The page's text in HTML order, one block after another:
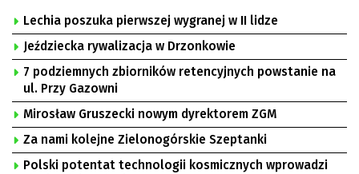
Lechia poszuka pierwszej wygranej w II lidze
Jeździecka rywalizacja w Drzonkowie
7 podziemnych zbiorników retencyjnych powstanie na
ul. Przy Gazowni
Mirosław Gruszecki nowym dyrektorem ZGM
Za nami kolejne Zielonogórskie Szeptanki
Polski potentat technologii kosmicznych wprowadzi